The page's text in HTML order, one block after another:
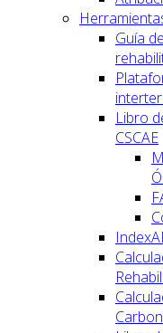
Guía
Libro
CSCAE